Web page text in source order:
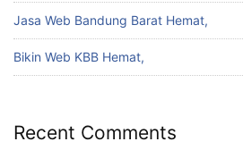
Jasa Web Bandung Barat Hemat,
Bikin Web KBB Hemat,
Recent Comments